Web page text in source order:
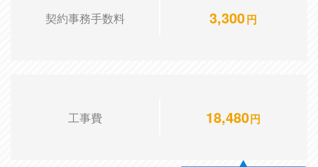
契約事務手数料 3,300円
工事費 18,480円